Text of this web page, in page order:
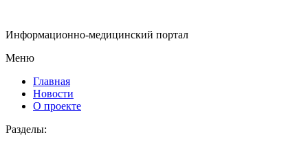
Информационно-медицинский портал
Меню
Главная
Новости
О проекте
Разделы: